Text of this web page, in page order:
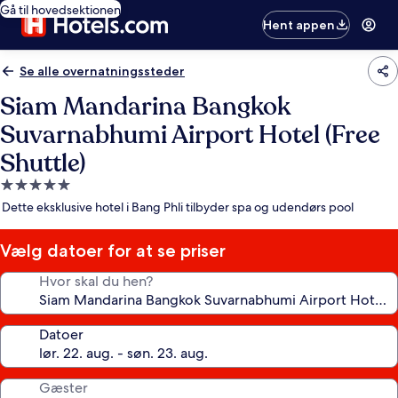
Gå til hovedsektionen
Hent appen
Se alle overnatningssteder
Siam Mandarina Bangkok
Suvarnabhumi Airport Hotel (Free
Shuttle)
5.0-
stjernet
Dette eksklusive hotel i Bang Phli tilbyder spa og udendørs pool
Vælg datoer for at se priser
Hvor skal du hen?
Datoer
Gæster